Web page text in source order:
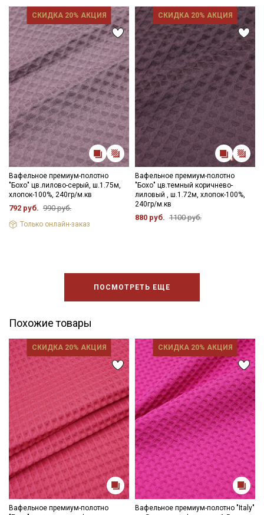
СКИДКА 20% АКЦИЯ
Вафельное премиум-полотно
"Бохо" цв.лилово-серый, ш.1.75м,
хлопок-100%, 240гр/м.кв
792 руб. 990 руб.
Только онлайн-заказ
СКИДКА 20% АКЦИЯ
Вафельное премиум-полотно
"Бохо" цв.темный коричнево-
лиловый , ш.1.72м, хлопок-100%,
240гр/м.кв
880 руб. 1100 руб.
ПОСМОТРЕТЬ ЕЩЕ
Похожие товары
СКИДКА 20% АКЦИЯ
Вафельное премиум-полотно
СКИДКА 20% АКЦИЯ
Вафельное премиум-полотно "Italy"